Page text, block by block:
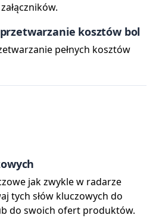
kosztów bol
pełnych kosztów
jak zwykle w radarze
tych słów kluczowych do
do swoich ofert produktów.